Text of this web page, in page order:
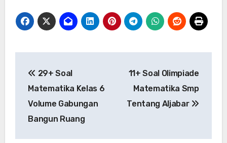
navigation
29+ Soal
Matematika Kelas 6
Volume Gabungan
Bangun Ruang
11+ Soal Olimpiade
Matematika Smp
Tentang Aljabar